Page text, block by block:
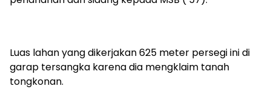
Luas lahan yang dikerjakan 625 meter persegi ini di
garap tersangka karena dia mengklaim tanah
tongkonan.